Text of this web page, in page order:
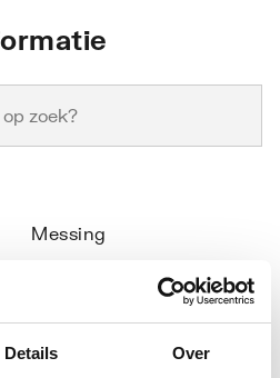
Details Over
Messing
1/2" (15)